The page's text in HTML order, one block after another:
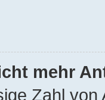
mehr
Zahl